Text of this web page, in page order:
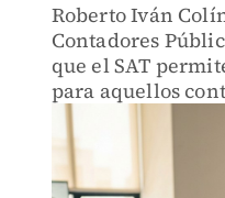
Roberto Iván
Contadores
que el SAT
para aquellos
tengan
favor.